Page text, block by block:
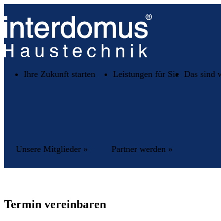
Ihre Zukunft starten Leistungen für Sie Das sind
Unsere Mitglieder » Partner werden »
Termin vereinbaren